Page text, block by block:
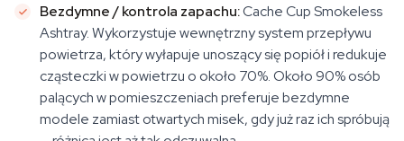
Bezdymne / kontrola zapachu:Cache Cup Smokeless
Ashtray. Wykorzystuje wewnętrzny system przepływu
powietrza, który wyłapuje unoszący się popiół i redukuje
cząsteczki w powietrzu o około 70%. Około 90% osób
palących w pomieszczeniach preferuje bezdymne
modele zamiast otwartych misek, gdy już raz ich spróbują